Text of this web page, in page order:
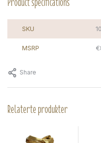
SKU
MSRP
Share
Relaterte produkter